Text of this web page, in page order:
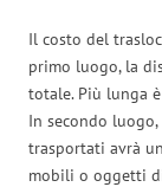
Il costo del
primo luogo, la
totale. Più lunga
In secondo
trasportati avrà
mobili o oggetti